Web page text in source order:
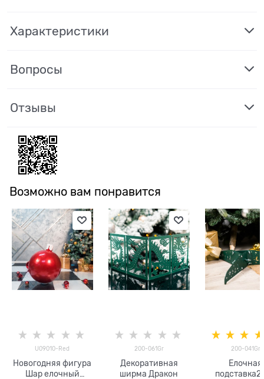
Характеристики
Вопросы
Отзывы
Возможно вам понравится
U09010-Red
Новогодняя фигура
Шар елочный
200-061Gr
Декоративная
ширма Дракон
200-041Gr
Елочная